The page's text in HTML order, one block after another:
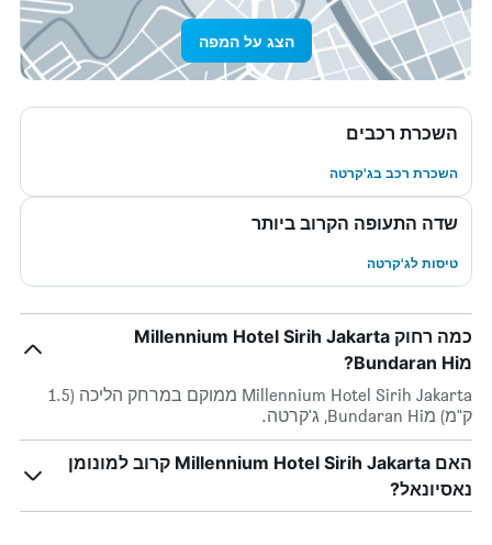
הצג על המפה
השכרת רכבים
השכרת רכב בג'קרטה
שדה התעופה הקרוב ביותר
טיסות לג'קרטה
כמה רחוק Millennium Hotel Sirih Jakarta
מBundaran Hi?
Millennium Hotel Sirih Jakarta ממוקם במרחק הליכה (1.5
ק"מ) מBundaran Hi, ג'קרטה.
האם Millennium Hotel Sirih Jakarta קרוב למונומן
נאסיונאל?